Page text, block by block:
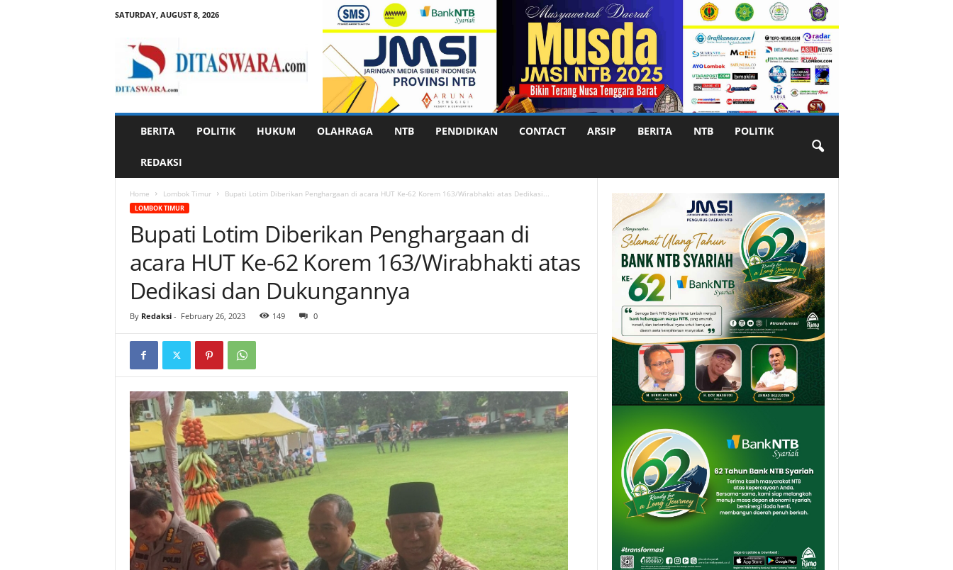
SATURDAY, AUGUST 8, 2026
s
BERITA POLITIK HUKUM OLAHRAGA NTB PENDIDIKAN CONTACT ARSIP BERITA NTB POLITIK
REDAKSI
Home Lombok Timur Bupati Lotim Diberikan Penghargaan di acara HUT Ke-62 Korem 163/Wirabhakti atas Dedikasi...
LOMBOK TIMUR
Bupati Lotim Diberikan Penghargaan di
acara HUT Ke-62 Korem 163/Wirabhakti atas
Dedikasi dan Dukungannya
By Redaksi- February 26, 2023 149 0